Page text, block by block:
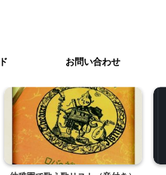
お問い合わせ